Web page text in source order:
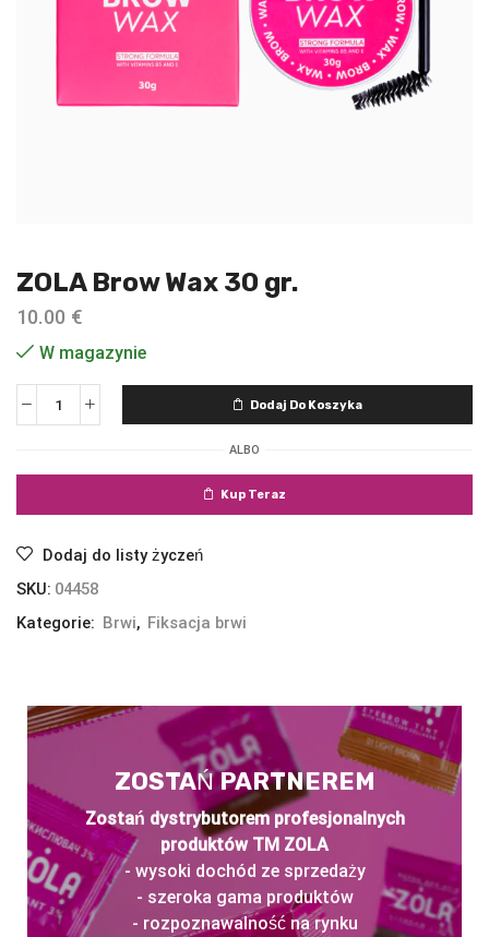
ZOLA Brow Wax 30 gr.
10.00 €
W magazynie
Dodaj Do Koszyka
ALBO
Kup Teraz
Dodaj do listy życzeń
SKU: 04458
Kategorie: Brwi, Fiksacja brwi
ZOSTAŃ PARTNEREM
Zostań dystrybutorem profesjonalnych
produktów TM ZOLA
- wysoki dochód ze sprzedaży
- szeroka gama produktów
- rozpoznawalność na rynku